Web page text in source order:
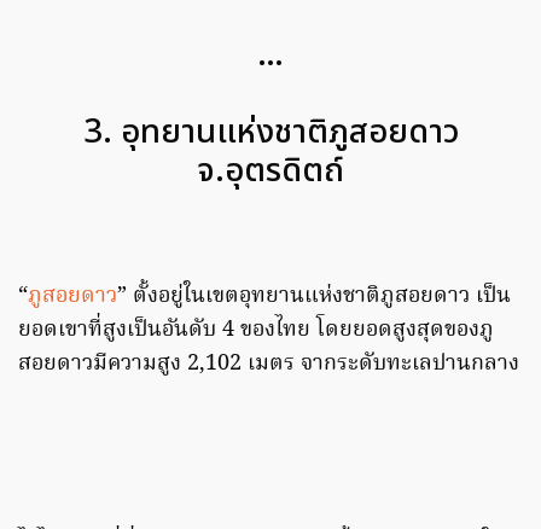
…
3. อุทยานแห่งชาติภูสอยดาว
จ.อุตรดิตถ์
“ภูสอยดาว” ตั้งอยู่ในเขตอุทยานแห่งชาติภูสอยดาว เป็น
ยอดเขาที่สูงเป็นอันดับ 4 ของไทย โดยยอดสูงสุดของภู
สอยดาวมีความสูง 2,102 เมตร จากระดับทะเลปานกลาง